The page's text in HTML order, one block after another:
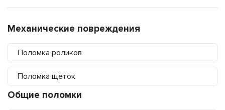
Механические повреждения
Поломка роликов
Поломка щеток
Общие поломки